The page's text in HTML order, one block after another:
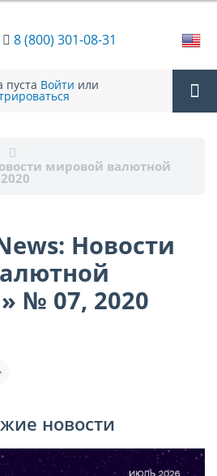
8 (800) 301-08-31
пуста Войти или
мировой валютной
Новости
№ 07, 2020
новости